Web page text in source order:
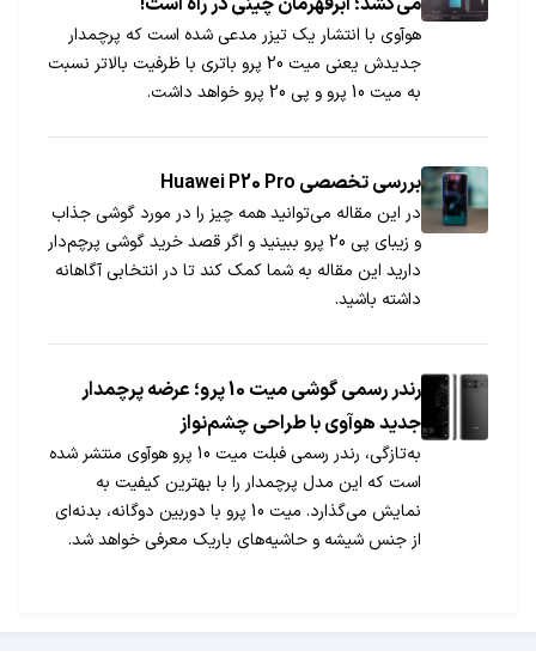
هوآوی با انتشار یک تیزر مدعی شده است که پرچمدار
جدیدش یعنی میت 20 پرو باتری با ظرفیت بالاتر نسبت
به میت 10 پرو و پی 20 پرو خواهد داشت.
بررسی تخصصی Huawei P20 Pro
در این مقاله می‌توانید همه چیز را در مورد گوشی جذاب
و زیبای پی 20 پرو ببینید و اگر قصد خرید گوشی پرچم‌دار
دارید این مقاله به شما کمک کند تا در انتخابی آگاهانه
داشته باشید.
رندر رسمی گوشی میت 10 پرو؛ عرضه پرچمدار
جدید هوآوی با طراحی چشم‌نواز
به‌تازگی، رندر رسمی فبلت میت 10 پرو هوآوی منتشر شده
است که این مدل پرچمدار را با بهترین کیفیت به
نمایش می‌گذارد. میت 10 پرو با دوربین دوگانه، بدنه‌ای
از جنس شیشه و حاشیه‌های باریک معرفی خواهد شد.